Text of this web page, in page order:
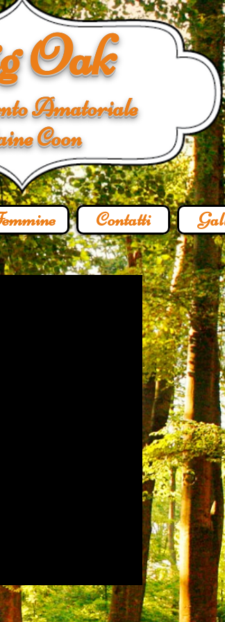
Oak
Amatoriale
Coon
Contatti